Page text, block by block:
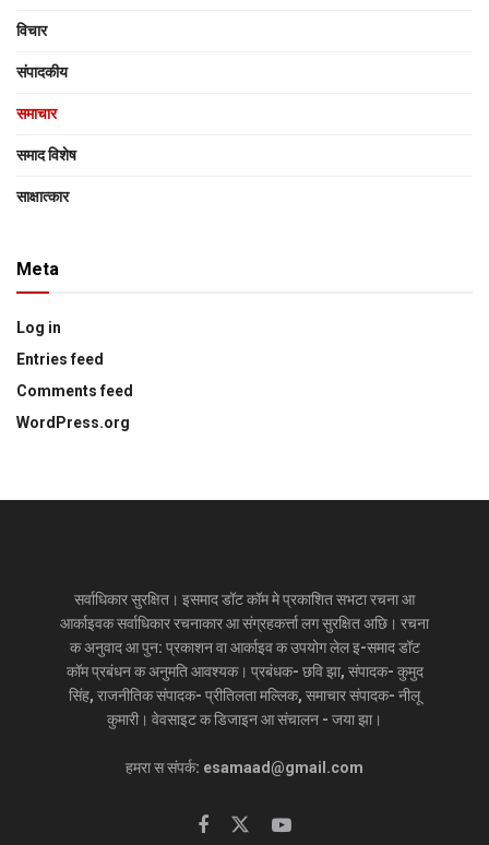
विचार
संपादकीय
समाचार
समाद विशेष
साक्षात्‍कार
Meta
Log in
Entries feed
Comments feed
WordPress.org
सर्वाधिकार सुरक्षित। इसमाद डॉट कॉम मे प्रकाशित सभटा रचना आ
आर्काइवक सर्वाधिकार रचनाकार आ संग्रहकर्त्ता लग सुरक्षित अछि। रचना
क अनुवाद आ पुन: प्रकाशन वा आर्काइव क उपयोग लेल इ-समाद डॉट
कॉम प्रबंधन क अनुमति आवश्यक। प्रबंधक- छवि झा, संपादक- कुमुद
सिंह, राजनीतिक संपादक- प्रीतिलता मल्लिक, समाचार संपादक- नीलू
कुमारी। वेवसाइट क डिजाइन आ संचालन - जया झा।
हमरा स संपर्क: esamaad@gmail.com